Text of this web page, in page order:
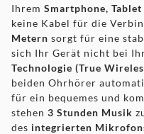
Ihrem Smartphone,
keine Kabel für die
Metern sorgt für eine
sich Ihr Gerät nicht bei
Technologie (True
beiden Ohrhörer
für ein bequemes und
stehen 3 Stunden Musik
des integrierten